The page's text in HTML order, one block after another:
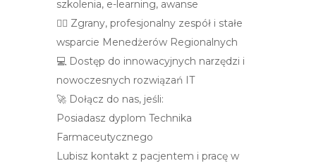
szkolenia, e-learning, awanse
👩‍⚕️ Zgrany, profesjonalny zespół i stałe
wsparcie Menedżerów Regionalnych
💻 Dostęp do innowacyjnych narzędzi i
nowoczesnych rozwiązań IT
🚀 Dołącz do nas, jeśli:
Posiadasz dyplom Technika
Farmaceutycznego
Lubisz kontakt z pacjentem i pracę w